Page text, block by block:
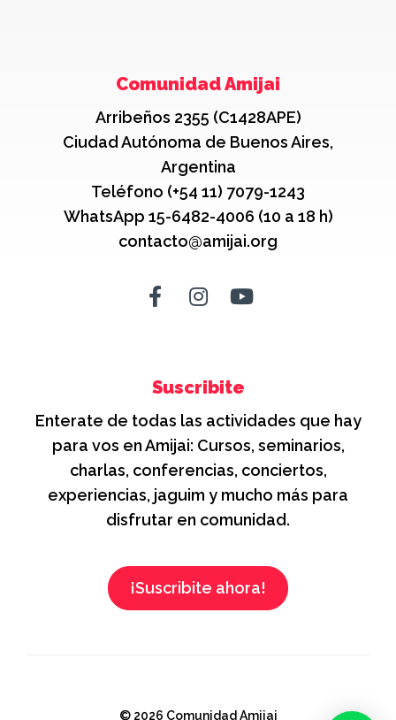
Comunidad Amijai
Arribeños 2355 (C1428APE)
Ciudad Autónoma de Buenos Aires,
Argentina
Teléfono (+54 11) 7079-1243
WhatsApp 15-6482-4006 (10 a 18 h)
contacto@amijai.org
Suscribite
Enterate de todas las actividades que hay
para vos en Amijai: Cursos, seminarios,
charlas, conferencias, conciertos,
experiencias, jaguim y mucho más para
disfrutar en comunidad.
¡Suscribite ahora!
© 2026 Comunidad Amijai